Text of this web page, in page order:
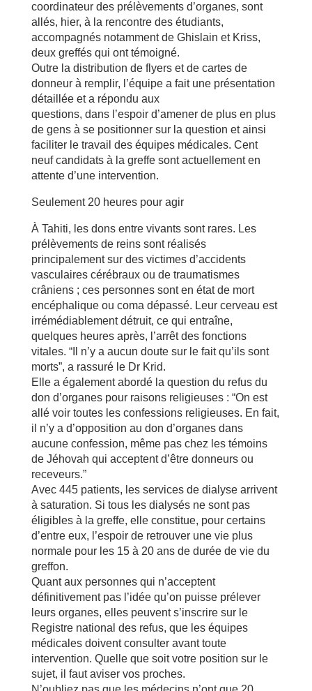
coordinateur des prélèvements d’organes, sont
allés, hier, à la rencontre des étudiants,
accompagnés notamment de Ghislain et Kriss,
deux greffés qui ont témoigné.
Outre la distribution de flyers et de cartes de
donneur à remplir, l’équipe a fait une présentation
détaillée et a répondu aux
questions, dans l’espoir d’amener de plus en plus
de gens à se positionner sur la question et ainsi
faciliter le travail des équipes médicales. Cent
neuf candidats à la greffe sont actuellement en
attente d’une intervention.
Seulement 20 heures pour agir
À Tahiti, les dons entre vivants sont rares. Les
prélèvements de reins sont réalisés
principalement sur des victimes d’accidents
vasculaires cérébraux ou de traumatismes
crâniens ; ces personnes sont en état de mort
encéphalique ou coma dépassé. Leur cerveau est
irrémédiablement détruit, ce qui entraîne,
quelques heures après, l’arrêt des fonctions
vitales. “Il n’y a aucun doute sur le fait qu’ils sont
morts”, a rassuré le Dr Krid.
Elle a également abordé la question du refus du
don d’organes pour raisons religieuses : “On est
allé voir toutes les confessions religieuses. En fait,
il n’y a d’opposition au don d’organes dans
aucune confession, même pas chez les témoins
de Jéhovah qui acceptent d’être donneurs ou
receveurs.”
Avec 445 patients, les services de dialyse arrivent
à saturation. Si tous les dialysés ne sont pas
éligibles à la greffe, elle constitue, pour certains
d’entre eux, l’espoir de retrouver une vie plus
normale pour les 15 à 20 ans de durée de vie du
greffon.
Quant aux personnes qui n’acceptent
définitivement pas l’idée qu’on puisse prélever
leurs organes, elles peuvent s’inscrire sur le
Registre national des refus, que les équipes
médicales doivent consulter avant toute
intervention. Quelle que soit votre position sur le
sujet, il faut aviser vos proches.